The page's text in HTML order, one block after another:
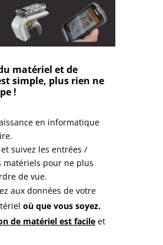
matériel et de
simple, plus rien ne
!
en informatique
suivez les entrées /
matériels pour ne plus
de vue.
aux données de votre
où que vous soyez.
de matériel est facileet